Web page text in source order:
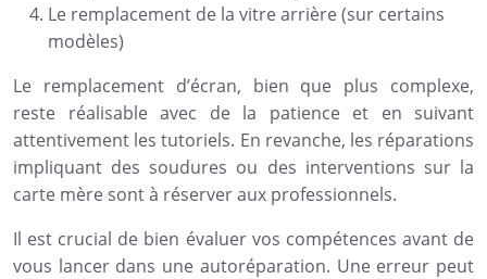
Le remplacement de la vitre arrière (sur certains
modèles)
Le remplacement d’écran, bien que plus complexe,
reste réalisable avec de la patience et en suivant
attentivement les tutoriels. En revanche, les réparations
impliquant des soudures ou des interventions sur la
carte mère sont à réserver aux professionnels.
Il est crucial de bien évaluer vos compétences avant de
vous lancer dans une autoréparation. Une erreur peut